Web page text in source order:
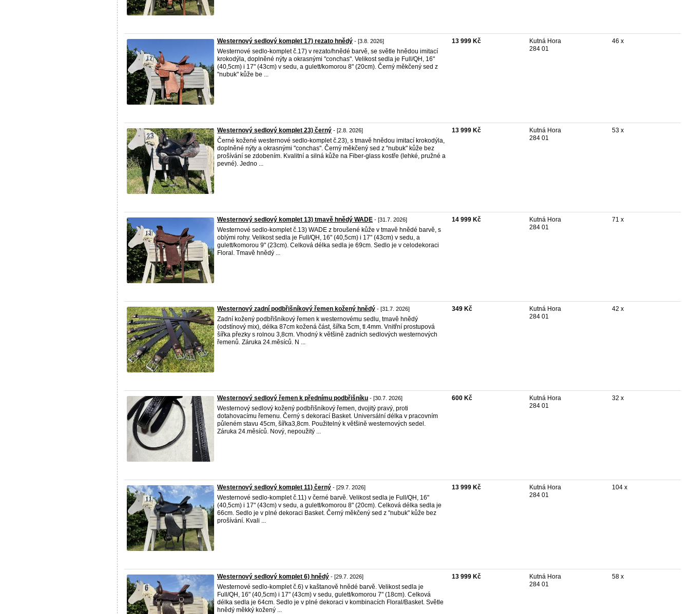
Westernový sedlový komplet 17) rezato hnědý - [3.8. 2026]
Westernové sedlo-komplet č.17) v rezato/hnědé barvě, se světle hnědou imitací
krokodýla, doplněné nýty a okrasnými "conchas". Velikost sedla je Full/QH, 16"
(40,5cm) i 17" (43cm) v sedu, a gulett/komorou 8" (20cm). Černý měkčený sed z
"nubuk" kůže be ...
13 999 Kč
Kutná Hora
284 01
46 x
Westernový sedlový komplet 23) černý - [2.8. 2026]
Černé kožené westernové sedlo-komplet č.23), s tmavě hnědou imitací krokodýla,
doplněné nýty a okrasnými "conchas". Černý měkčený sed z "nubuk" kůže bez
prošívání se zdobením. Kvalitní a silná kůže na Fiber-glass kostře (lehké, pružné a
pevné). Jedno ...
13 999 Kč
Kutná Hora
284 01
53 x
Westernový sedlový komplet 13) tmavě hnědý WADE - [31.7. 2026]
Westernové sedlo-komplet č.13) WADE z broušené kůže v tmavě hnědé barvě, s
oblými rohy. Velikost sedla je Full/QH, 16" (40,5cm) i 17" (43cm) v sedu, a
gulett/komorou 9" (23cm). Celková délka sedla je 69cm. Sedlo je v celodekoraci
Floral. Tmavě hnědý ...
14 999 Kč
Kutná Hora
284 01
71 x
Westernový zadní podbřišníkový řemen kožený hnědý - [31.7. 2026]
Zadní kožený podbřišníkový řemen k westernovému sedlu, tmavě hnědý
(odstínový mix), délka 87cm kožená část, šířka 5cm, tl.4mm. Vnitřní prostupová
šířka přezky s rolnou 3,8cm. Vhodný k většině zadních sedlových westernových
řemenů. Záruka 24.měsíců. N ...
349 Kč
Kutná Hora
284 01
42 x
Westernový sedlový řemen k přednímu podbřišníku - [30.7. 2026]
Westernový sedlový kožený podbřišníkový řemen, dvojitý pravý, proti
dotahovacímu řemenu. Černý s dekorací Basket. Universální délka v pracovním
půleném stavu 45cm, šířka3,8cm. Použitelný k většině westernových sedel.
Záruka 24.měsíců. Nový, nepoužitý ...
600 Kč
Kutná Hora
284 01
32 x
Westernový sedlový komplet 11) černý - [29.7. 2026]
Westernové sedlo-komplet č.11) v černé barvě. Velikost sedla je Full/QH, 16"
(40,5cm) i 17" (43cm) v sedu, a gulett/komorou 8" (20cm). Celková délka sedla je
66cm. Sedlo je v plné dekoraci Basket. Černý měkčený sed z "nubuk" kůže bez
prošívání. Kvali ...
13 999 Kč
Kutná Hora
284 01
104 x
Westernový sedlový komplet 6) hnědý - [29.7. 2026]
Westernové sedlo-komplet č.6) v kaštanově hnědé barvě. Velikost sedla je
Full/QH, 16" (40,5cm) i 17" (43cm) v sedu, gulett/komorou 7" (18cm). Celková
délka sedla je 64cm. Sedlo je v plné dekoraci v kombinacích Floral/Basket. Světle
hnědý měkký kožený ...
13 999 Kč
Kutná Hora
284 01
58 x